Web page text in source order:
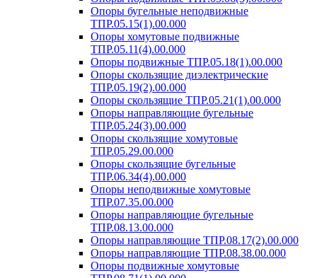
Опоры бугельные неподвижные
ТПР.05.15(1).00.000
Опоры хомутовые подвижные
ТПР.05.11(4).00.000
Опоры подвижные ТПР.05.18(1).00.000
Опоры скользящие диэлектрические
ТПР.05.19(2).00.000
Опоры скользящие ТПР.05.21(1).00.000
Опоры направляющие бугельные
ТПР.05.24(3).00.000
Опоры скользящие хомутовые
ТПР.05.29.00.000
Опоры скользящие бугельные
ТПР.06.34(4).00.000
Опоры неподвижные хомутовые
ТПР.07.35.00.000
Опоры направляющие бугельные
ТПР.08.13.00.000
Опоры направляющие ТПР.08.17(2).00.000
Опоры направляющие ТПР.08.38.00.000
Опоры подвижные хомутовые